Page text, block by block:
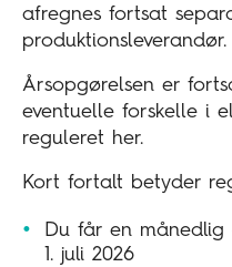
afregnes fortsat
produktionsleverandør.
Årsopgørelsen er
eventuelle forskelle i
reguleret her.
Kort fortalt betyder
Du får en
1. juli 2026